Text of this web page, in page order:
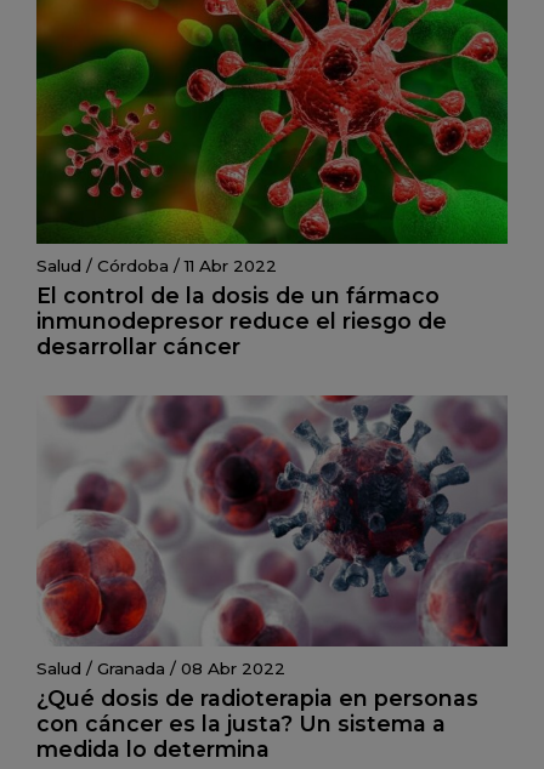
Salud / Córdoba /11 Abr 2022
El control de la dosis de un fármaco
inmunodepresor reduce el riesgo de
desarrollar cáncer
Salud / Granada / 08 Abr 2022
¿Qué dosis de radioterapia en personas
con cáncer es la justa? Un sistema a
medida lo determina